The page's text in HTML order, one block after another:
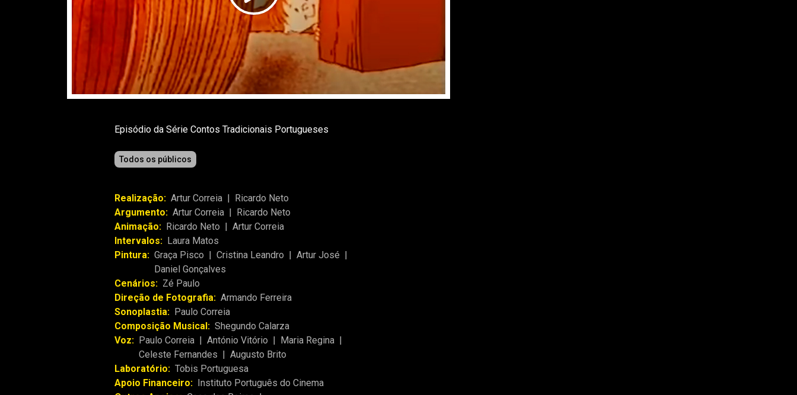
Episódio da Série Contos Tradicionais Portugueses
Todos os públicos
Realização: Artur Correia
Ricardo Neto
Argumento: Artur Correia
Ricardo Neto
Animação: Ricardo Neto
Artur Correia
Intervalos: Laura Matos
Pintura: Graça Pisco Cristina Leandro Artur José
Daniel Gonçalves
Cenários: Zé Paulo
Direção de Fotografia: Armando Ferreira
Sonoplastia: Paulo Correia
Composição Musical: Shegundo Calarza
Voz: Paulo Correia António Vitório Maria Regina
Celeste Fernandes
Augusto Brito
Laboratório: Tobis Portuguesa
Apoio Financeiro:
Instituto Português do Cinema